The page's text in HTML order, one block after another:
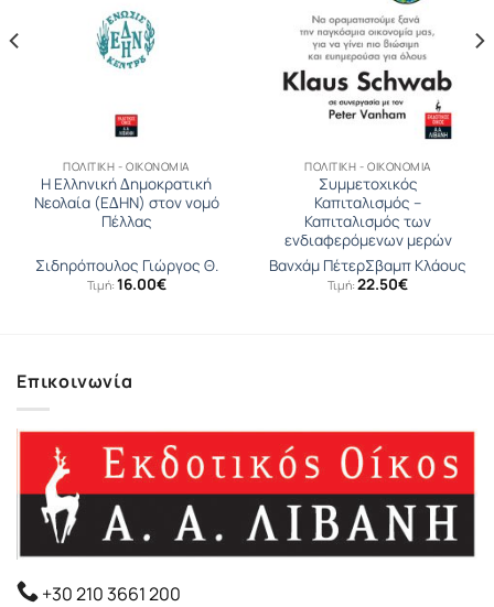
ΠΟΛΙΤΙΚΉ - ΟΙΚΟΝΟΜΊΑ
Η Ελληνική ∆ηµοκρατική
Νεολαία (Ε∆ΗΝ) στον νομό
Πέλλας
Σιδηρόπουλος Γιώργος Θ.
Τιμή: 16.00€
ΠΟΛΙΤΙΚΉ - ΟΙΚΟΝΟΜΊΑ
Συμμετοχικός
Καπιταλισμός –
Καπιταλισμός των
ενδιαφερόμενων μερών
Βανχάμ ΠέτερΣβαµπ Κλάους
Τιμή: 22.50€
Επικοινωνία
+30 210 3661 200